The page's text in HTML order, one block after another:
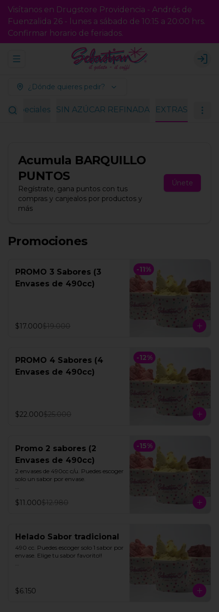
Visítanos en Drugstore Providencia - Andrés de
Fuenzalida 26 - lunes a sábado de 10:15 a 20:00 hrs.
Confirmar horario de feriados.
Abrir menu de navegación
¿Dónde quieres pedir?
especiales SIN AZÚCAR REFINADA EXTRAS
Acumula BARQUILLO
PUNTOS
Regístrate, gana puntos con tus
compras y canjealos por productos y
más
Únete
Promociones
-11%
PROMO 3 Sabores (3
Envases de 490cc)
$17.000$19.000
-12%
PROMO 4 Sabores (4
Envases de 490cc)
$22.000$25.000
-15%
Promo 2 sabores (2
Envases de 490cc)
2 envases de 490cc c/u. Puedes escoger
solo un sabor por envase.
"SORBETTO" son aptos para veganos
$11.000$12.980
Helado Sabor tradicional
490 cc. Puedes escoger solo 1 sabor por
envase. Elige tu sabor favorito!!
y personas con intolerancia a la
lactosa, a excepción de la lúcuma"
$6.150